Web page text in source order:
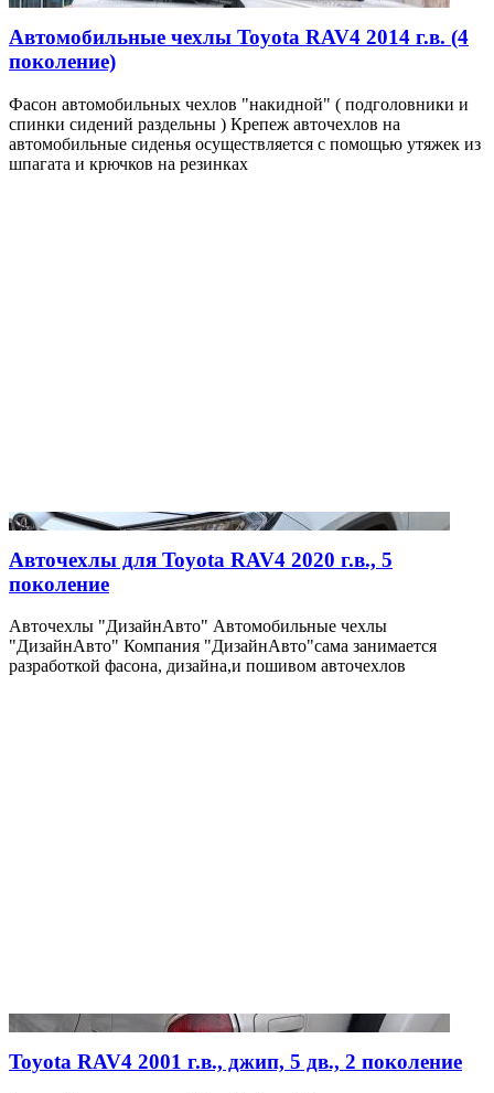
Автомобильные чехлы Toyota RAV4 2014 г.в. (4
поколение)
Фасон автомобильных чехлов "накидной" ( подголовники и
спинки сидений раздельны ) Крепеж авточехлов на
автомобильные сиденья осуществляется с помощью утяжек из
шпагата и крючков на резинках
Авточехлы для Toyota RAV4 2020 г.в., 5
поколение
Авточехлы "ДизайнАвто" Автомобильные чехлы
"ДизайнАвто" Компания "ДизайнАвто"сама занимается
разработкой фасона, дизайна,и пошивом авточехлов
Toyota RAV4 2001 г.в., джип, 5 дв., 2 поколение